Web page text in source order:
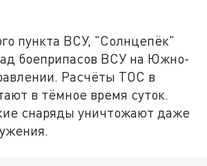
пункта ВСУ, "Солнцепёк"
боеприпасов ВСУ на Южно-
Расчёты ТОС в
в тёмное время суток.
снаряды уничтожают даже